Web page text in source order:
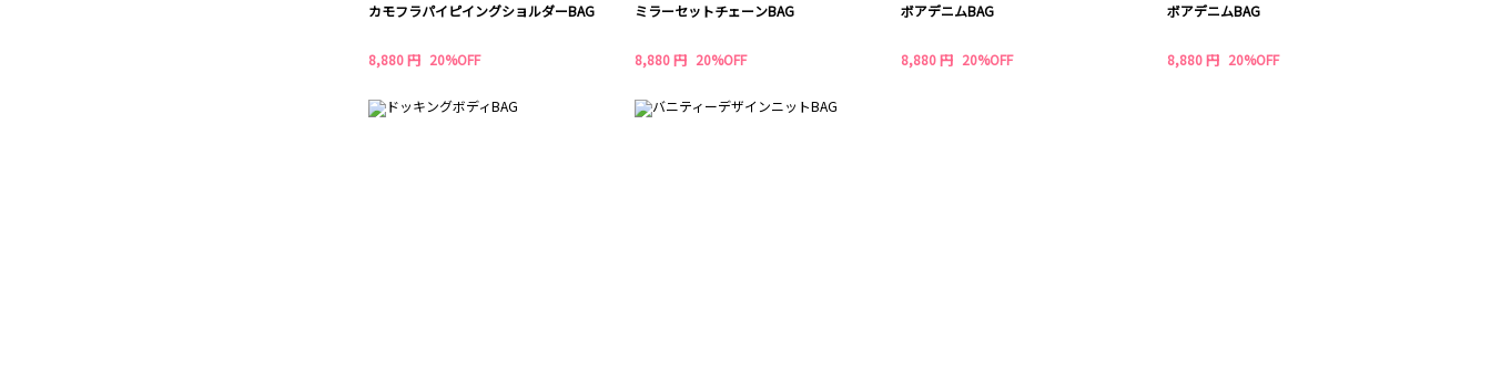
カモフラパイピイングショルダーBAG
8,880 円 20%OFF
ミラーセットチェーンBAG
8,880 円 20%OFF
ボアデニムBAG
8,880 円 20%OFF
ボアデニムBAG
8,880 円 20%OFF